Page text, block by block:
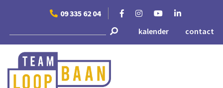
09 335 62 04
kalender
contact